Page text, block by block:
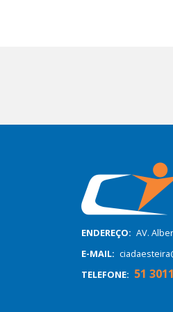
ENDEREÇO: AV.
E-MAIL:
TELEFONE: 51